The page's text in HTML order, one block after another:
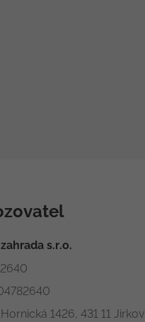
s.r.o.
Hornická 1426, 431 11 Jirkov